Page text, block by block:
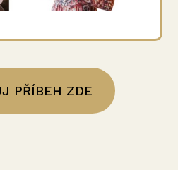
PŘÍBEH ZDE